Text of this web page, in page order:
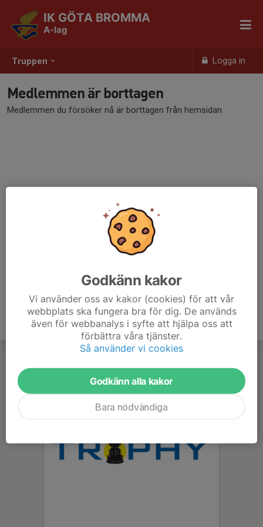
Truppen Logga in
IK GÖTA BROMMA
A-lag
Medlemmen är borttagen
Medlemmen du försöker nå är borttagen från hemsidan.
Godkänn kakor
Vi använder oss av kakor (cookies) för att vår
webbplats ska fungera bra för dig. De används
även för webbanalys i syfte att hjälpa oss att
förbättra våra tjänster.
Så använder vi cookies
Godkänn alla kakor
Bara nödvändiga